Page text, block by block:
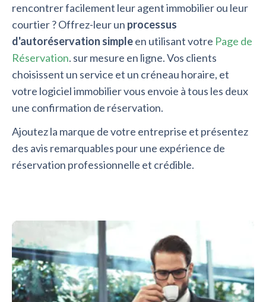
rencontrer facilement leur agent immobilier ou leur
courtier ? Offrez-leur un processus
d'autoréservation simpleen utilisant votre Page de
Réservation. sur mesure en ligne. Vos clients
choisissent un service et un créneau horaire, et
votre logiciel immobilier vous envoie à tous les deux
une confirmation de réservation.
Ajoutez la marque de votre entreprise et présentez
des avis remarquables pour une expérience de
réservation professionnelle et crédible.